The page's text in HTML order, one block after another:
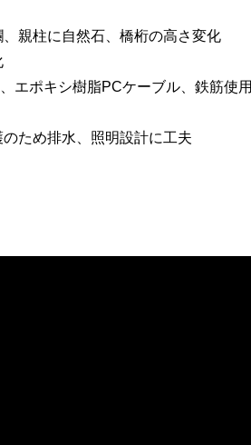
親柱に自然石、橋桁の高さ変化
エポキシ樹脂PCケーブル、鉄筋使用
ため排水、照明設計に工夫